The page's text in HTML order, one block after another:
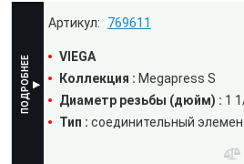
769611
VIEGA
Коллекция : Megapress S
Диаметр резьбы (дюйм) : 1
Тип : соединительный